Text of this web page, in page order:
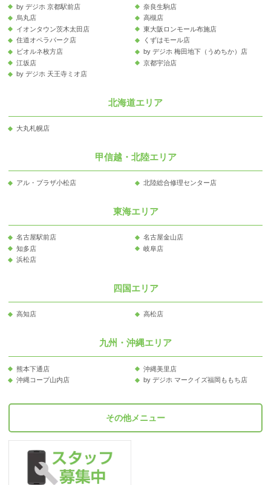
by デジホ 京都駅前店
奈良生駒店
烏丸店
高槻店
イオンタウン茨木太田店
東大阪ロンモール布施店
住道オペラパーク店
くずはモール店
ビオルネ枚方店
by デジホ 梅田地下（うめちか）店
江坂店
京都宇治店
by デジホ 天王寺ミオ店
北海道エリア
大丸札幌店
甲信越・北陸エリア
アル・プラザ小松店 北陸総合修理センター店
東海エリア
名古屋駅前店
名古屋金山店
知多店
岐阜店
浜松店
四国エリア
高知店 高松店
九州・沖縄エリア
熊本下通店
沖縄美里店
沖縄コープ山内店
by デジホ マークイズ福岡ももち店
その他メニュー